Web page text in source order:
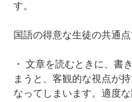
す。
国語の得意な生徒の共通点
・ 文章を読むときに、書
まうと、客観的な視点が
なってしまいます。適度